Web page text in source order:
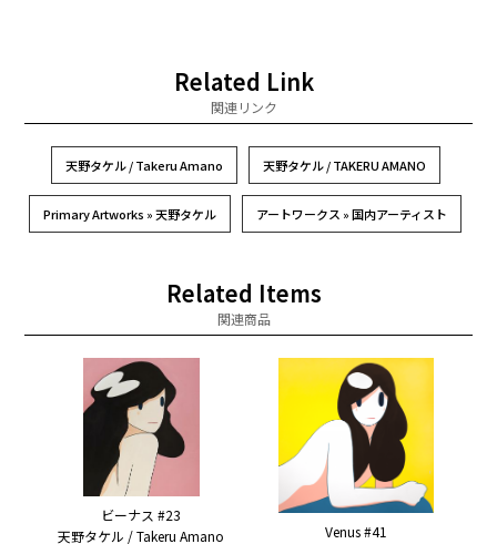
Related Link
関連リンク
天野タケル / Takeru Amano 天野タケル / TAKERU AMANO
Primary Artworks » 天野タケル アートワークス » 国内アーティスト
Related Items
関連商品
ビーナス #23
天野タケル / Takeru Amano
Venus #41